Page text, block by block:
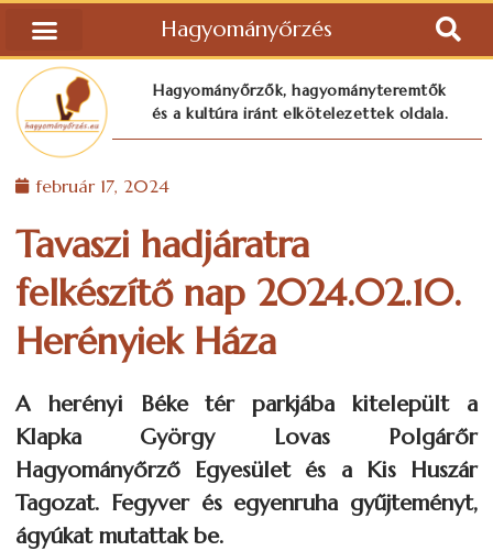
Hagyományőrzés
Hagyományőrzők, hagyományteremtők
és a kultúra iránt elkötelezettek oldala.
február 17, 2024
Tavaszi hadjáratra
felkészítő nap 2024.02.10.
Herényiek Háza
A herényi Béke tér parkjába kitelepült a
Klapka György Lovas Polgárőr
Hagyományőrző Egyesület és a Kis Huszár
Tagozat. Fegyver és egyenruha gyűjteményt,
ágyúkat mutattak be.